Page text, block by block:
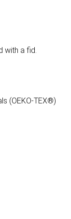
with a fid.
(OEKO-TEX®)